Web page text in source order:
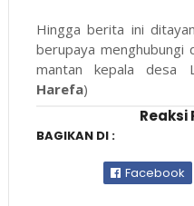
Hingga berita ini
berupaya menghubungi
mantan kepala desa
Harefa)
Reaksi
BAGIKAN DI :
Facebook